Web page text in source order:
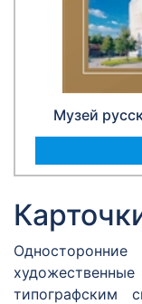
Музей
типографским